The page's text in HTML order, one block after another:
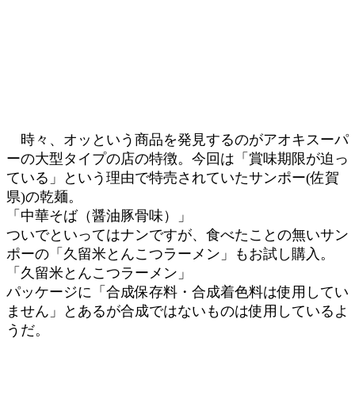
時々、オッという商品を発見するのがアオキスーパ
ーの大型タイプの店の特徴。今回は「賞味期限が迫っ
ている」という理由で特売されていたサンポー(佐賀
県)の乾麺。
「中華そば（醤油豚骨味）」
ついでといってはナンですが、食べたことの無いサン
ポーの「久留米とんこつラーメン」もお試し購入。
「久留米とんこつラーメン」
パッケージに「合成保存料・合成着色料は使用してい
ません」とあるが合成ではないものは使用しているよ
うだ。